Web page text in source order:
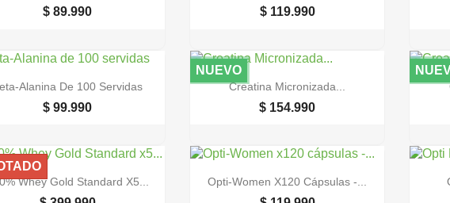
$ 89.990 $ 119.990
 Vista rápida
Alanina De 100 Servidas
$ 99.990
 Vista rápida
Creatina Micronizada...
$ 154.990
NUEVO
 Vista rápida
Whey Gold Standard X5...  Vista rápida
Opti-Women X120 Cápsulas -...